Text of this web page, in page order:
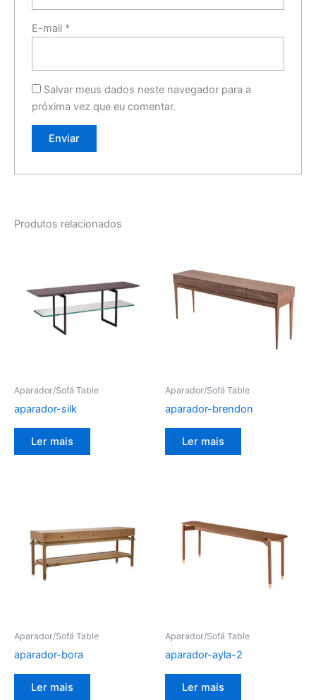
E-mail *
Salvar meus dados neste navegador para a
próxima vez que eu comentar.
Produtos relacionados
Aparador/Sofá Table
aparador-silk
Ler mais
Aparador/Sofá Table
aparador-brendon
Ler mais
Aparador/Sofá Table
aparador-bora
Ler mais
Aparador/Sofá Table
aparador-ayla-2
Ler mais